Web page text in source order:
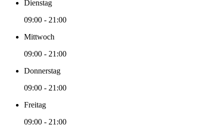
Dienstag
09:00 - 21:00
Mittwoch
09:00 - 21:00
Donnerstag
09:00 - 21:00
Freitag
09:00 - 21:00